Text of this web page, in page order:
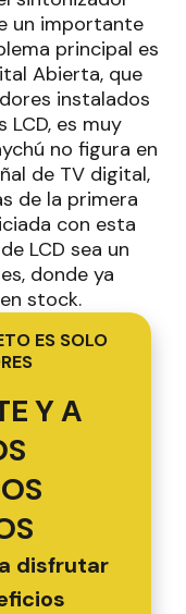
un importante
principal es
Abierta, que
instalados
es muy
no figura en
de TV digital,
de la primera
con esta
LCD sea un
donde ya
stock.
ES SOLO
Y A
disfrutar